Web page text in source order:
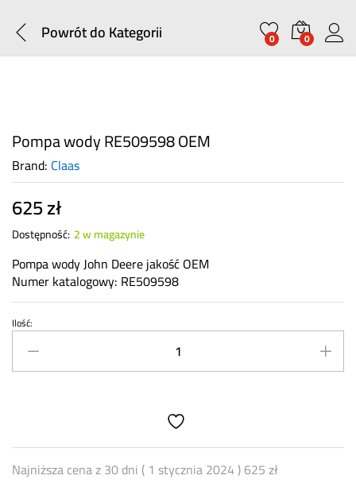
Powrót doKategorii 0 0
Pompa wody RE509598 OEM
Brand: Claas
625zł
Dostępność: 2 w magazynie
Pompa wody John Deere jakość OEM
Numer katalogowy: RE509598
Pompa
wody
RE509598
Ilość:
Najniższa cena z 30 dni ( 1 stycznia 2024)625zł